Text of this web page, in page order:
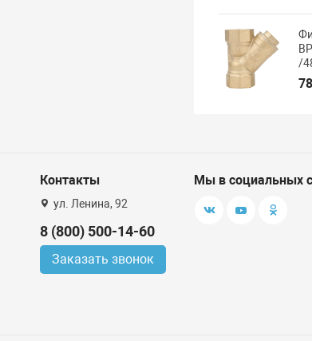
/
Контакты
ул. Ленина, 92
8 (800) 500-14-60
Заказать звонок
Мы в социальных